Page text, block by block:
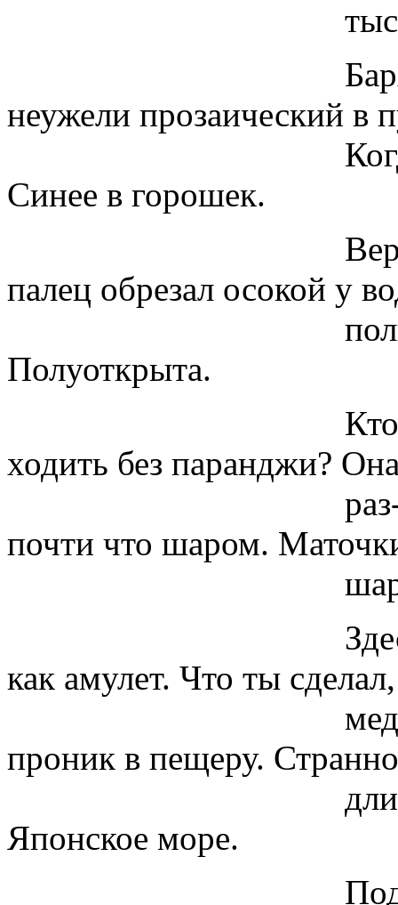
тысяча
Бархатистая
неужели прозаический в
Когда это
Синее в горошек.
Верхняя губа.
палец обрезал осокой у
полпути в
Полуоткрыта.
Кто позволил
ходить без паранджи?
раз-растается,
почти что шаром.
шар. Кольская
Здесь живет
как амулет. Что ты сделал,
мед-ведь?
проник в пещеру.
длинное
Японское море.
Подбородок